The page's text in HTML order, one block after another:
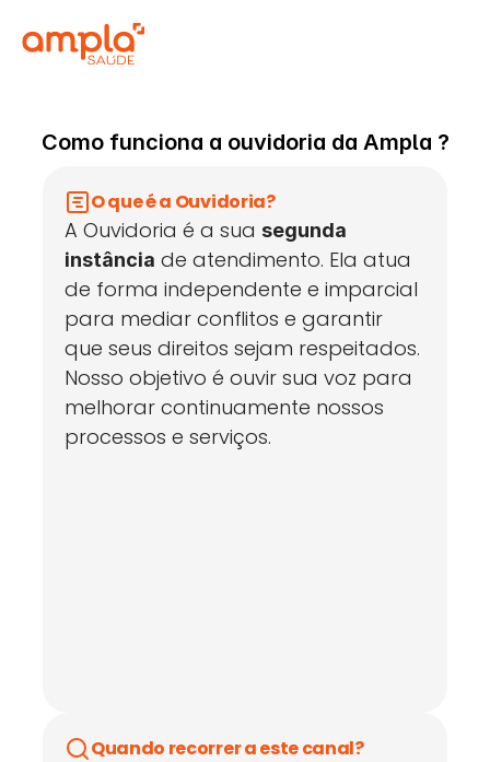
Como funciona a ouvidoria da Ampla ?
O que é a Ouvidoria?
A Ouvidoria é a sua segunda
instância de atendimento. Ela atua
de forma independente e imparcial
para mediar conflitos e garantir
que seus direitos sejam respeitados.
Nosso objetivo é ouvir sua voz para
melhorar continuamente nossos
processos e serviços.
Quando recorrer a este canal?